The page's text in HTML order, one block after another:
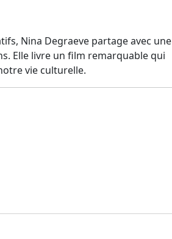
Nina Degraeve partage avec une
Elle livre un film remarquable qui
vie culturelle.